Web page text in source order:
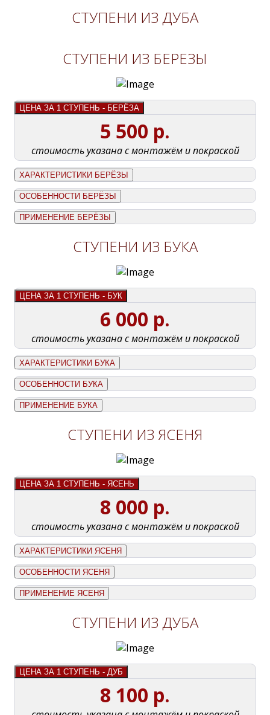
СТУПЕНИ ИЗ ДУБА
СТУПЕНИ ИЗ БЕРЕЗЫ
ЦЕНА ЗА 1 СТУПЕНЬ - БЕРЁЗА
5 500 р.
стоимость указана с монтажём и покраской
ХАРАКТЕРИСТИКИ БЕРЁЗЫ
ОСОБЕННОСТИ БЕРЁЗЫ
ПРИМЕНЕНИЕ БЕРЁЗЫ
СТУПЕНИ ИЗ БУКА
ЦЕНА ЗА 1 СТУПЕНЬ - БУК
6 000 р.
стоимость указана с монтажём и покраской
ХАРАКТЕРИСТИКИ БУКА
ОСОБЕННОСТИ БУКА
ПРИМЕНЕНИЕ БУКА
СТУПЕНИ ИЗ ЯСЕНЯ
ЦЕНА ЗА 1 СТУПЕНЬ - ЯСЕНЬ
8 000 р.
стоимость указана с монтажём и покраской
ХАРАКТЕРИСТИКИ ЯСЕНЯ
ОСОБЕННОСТИ ЯСЕНЯ
ПРИМЕНЕНИЕ ЯСЕНЯ
СТУПЕНИ ИЗ ДУБА
ЦЕНА ЗА 1 СТУПЕНЬ - ДУБ
8 100 р.